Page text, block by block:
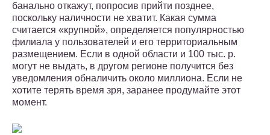
банально откажут, попросив прийти позднее,
поскольку наличности не хватит. Какая сумма
считается «крупной», определяется популярностью
филиала у пользователей и его территориальным
размещением. Если в одной области и 100 тыс. р.
могут не выдать, в другом регионе получится без
уведомления обналичить около миллиона. Если не
хотите терять время зря, заранее продумайте этот
момент.